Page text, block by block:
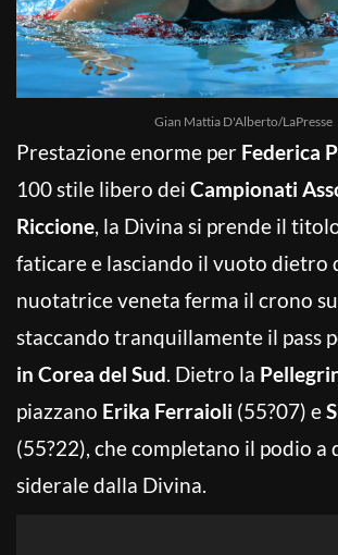
Gian Mattia D'Alberto/LaPresse
Prestazione enorme per Federica
100 stile libero dei Campionati
Riccione, la Divina si prende il
faticare e lasciando il vuoto dietro
nuotatrice veneta ferma il crono
staccando tranquillamente il pass
in Corea del Sud. Dietro la
piazzano Erika Ferraioli (55?07) e
(55?22), che completano il podio a
siderale dalla Divina.